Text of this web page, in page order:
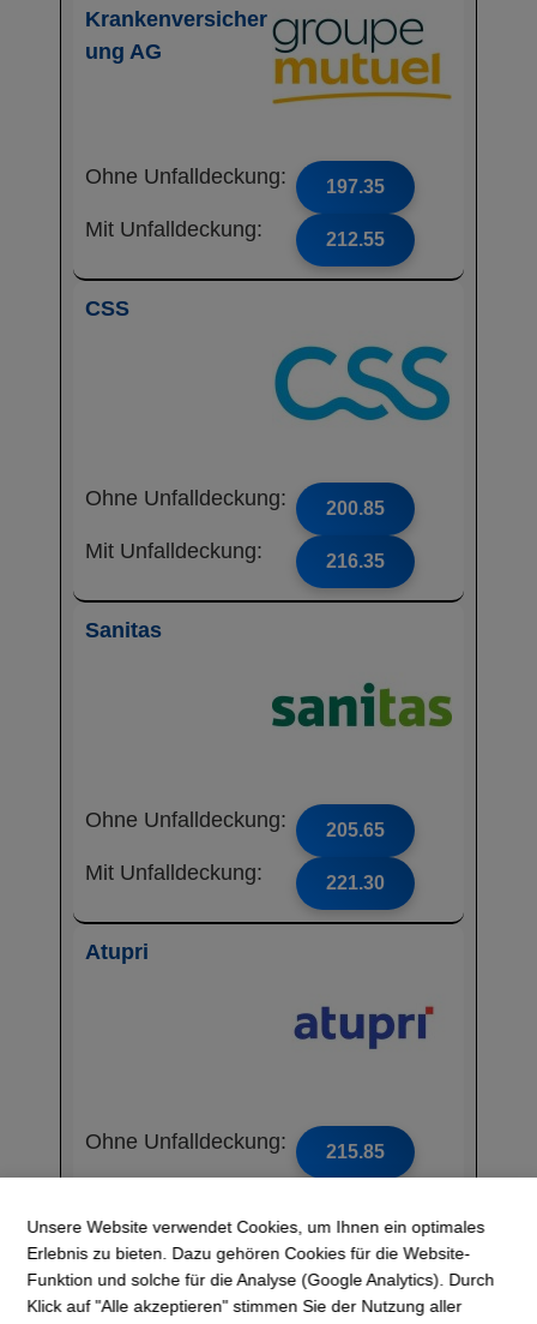
Krankenversicher
ung AG
Ohne Unfalldeckung: 197.35
Mit Unfalldeckung: 212.55
CSS
Ohne Unfalldeckung: 200.85
Mit Unfalldeckung: 216.35
Sanitas
Ohne Unfalldeckung: 205.65
Mit Unfalldeckung: 221.30
Atupri
Ohne Unfalldeckung: 215.85
Vivao Sympany
Unsere Website verwendet Cookies, um Ihnen ein optimales
Erlebnis zu bieten. Dazu gehören Cookies für die Website-
Funktion und solche für die Analyse (Google Analytics). Durch
Klick auf "Alle akzeptieren" stimmen Sie der Nutzung aller